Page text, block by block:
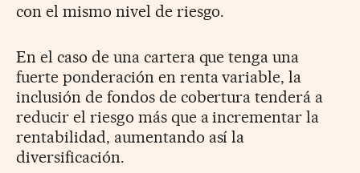
con el mismo nivel de riesgo.
En el caso de una cartera que tenga una
fuerte ponderación en renta variable, la
inclusión de fondos de cobertura tenderá a
reducir el riesgo más que a incrementar la
rentabilidad, aumentando así la
diversificación.